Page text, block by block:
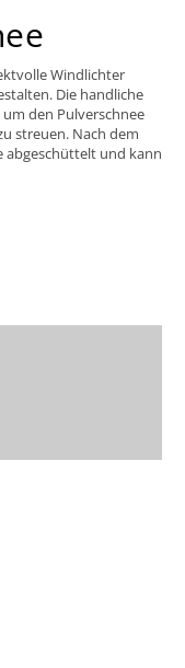
Windlichter
Die handliche
den Pulverschnee
streuen. Nach dem
abgeschüttelt und kann